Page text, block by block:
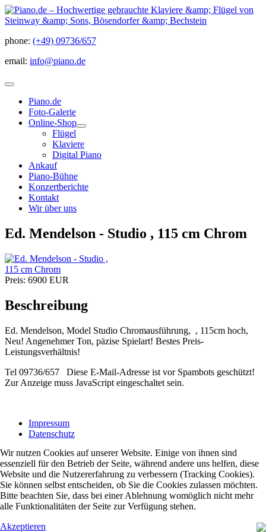
phone: (+49) 09736/657
email: info@piano.de
Piano.de
Foto-Galerie
Online-Shop
Flügel
Klaviere
Digital Piano
Ankauf
Piano-Bühne
Konzertberichte
Kontakt
Wir über uns
Ed. Mendelson - Studio , 115 cm Chrom
Preis: 6900 EUR
Beschreibung
Ed. Mendelson, Model Studio Chromausführung, , 115cm hoch,
Neu! Angenehmer Ton, päzise Spielart! Bestes Preis-
Leistungsverhältnis!
Tel 09736/657 Diese E-Mail-Adresse ist vor Spambots geschützt!
Zur Anzeige muss JavaScript eingeschaltet sein.
Impressum
Datenschutz
Wir nutzen Cookies auf unserer Website. Einige von ihnen sind
essenziell für den Betrieb der Seite, während andere uns helfen, diese
Website und die Nutzererfahrung zu verbessern (Tracking Cookies).
Sie können selbst entscheiden, ob Sie die Cookies zulassen möchten.
Bitte beachten Sie, dass bei einer Ablehnung womöglich nicht mehr
alle Funktionalitäten der Seite zur Verfügung stehen.
Akzeptieren